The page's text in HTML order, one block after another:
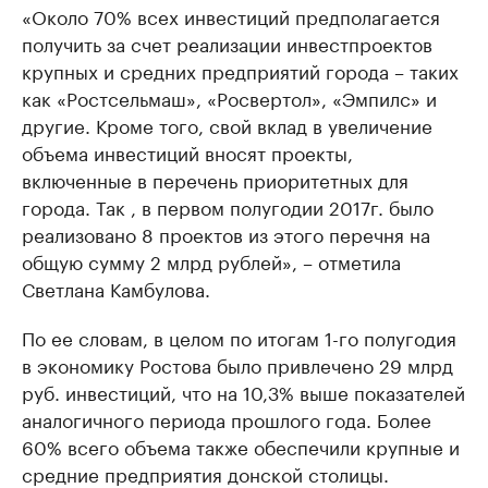
«Около 70% всех инвестиций предполагается
получить за счет реализации инвестпроектов
крупных и средних предприятий города – таких
как «Ростсельмаш», «Росвертол», «Эмпилс» и
другие. Кроме того, свой вклад в увеличение
объема инвестиций вносят проекты,
включенные в перечень приоритетных для
города. Так , в первом полугодии 2017г. было
реализовано 8 проектов из этого перечня на
общую сумму 2 млрд рублей», – отметила
Светлана Камбулова.
По ее словам, в целом по итогам 1-го полугодия
в экономику Ростова было привлечено 29 млрд
руб. инвестиций, что на 10,3% выше показателей
аналогичного периода прошлого года. Более
60% всего объема также обеспечили крупные и
средние предприятия донской столицы.